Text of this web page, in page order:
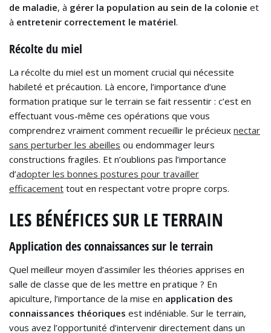
de maladie, à gérer la population au sein de la colonie et
à entretenir correctement le matériel.
Récolte du miel
La récolte du miel est un moment crucial qui nécessite
habileté et précaution. Là encore, l’importance d’une
formation pratique sur le terrain se fait ressentir : c’est en
effectuant vous-même ces opérations que vous
comprendrez vraiment comment recueillir le précieux nectar
sans perturber les abeilles ou endommager leurs
constructions fragiles. Et n’oublions pas l’importance
d’adopter les bonnes postures pour travailler
efficacement tout en respectant votre propre corps.
LES BÉNÉFICES SUR LE TERRAIN
Application des connaissances sur le terrain
Quel meilleur moyen d’assimiler les théories apprises en
salle de classe que de les mettre en pratique ? En
apiculture, l’importance de la mise en application des
connaissances théoriques est indéniable. Sur le terrain,
vous avez l’opportunité d’intervenir directement dans un